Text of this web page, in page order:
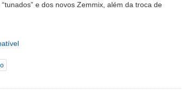
e dos novos Zemmix, além da troca de